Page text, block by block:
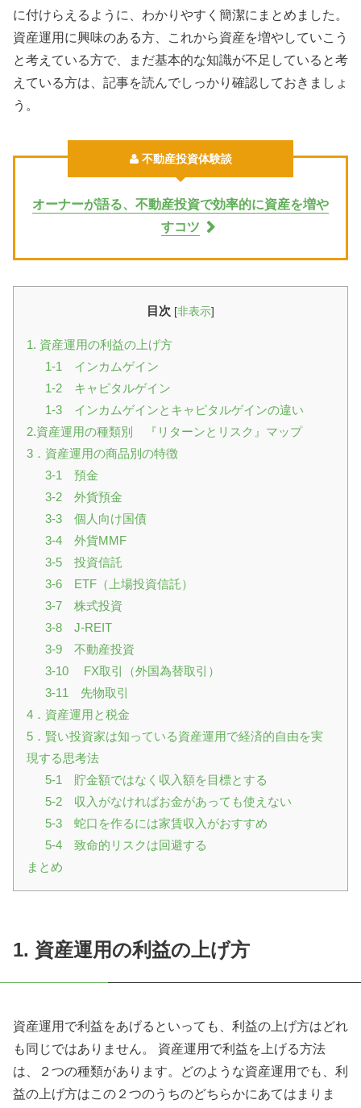
に付けらえるように、わかりやすく簡潔にまとめました。
資産運用に興味のある方、これから資産を増やしていこう
と考えている方で、まだ基本的な知識が不足していると考
えている方は、記事を読んでしっかり確認しておきましょ
う。
不動産投資体験談
オーナーが語る、不動産投資で効率的に資産を増や
すコツ
目次 [非表示]
1. 資産運用の利益の上げ方
1-1 インカムゲイン
1-2 キャピタルゲイン
1-3 インカムゲインとキャピタルゲインの違い
2.資産運用の種類別 『リターンとリスク』マップ
3．資産運用の商品別の特徴
3-1 預金
3-2 外貨預金
3-3 個人向け国債
3-4 外貨MMF
3-5 投資信託
3-6 ETF（上場投資信託）
3-7 株式投資
3-8 J-REIT
3-9 不動産投資
3-10 FX取引（外国為替取引）
3-11 先物取引
4．資産運用と税金
5．賢い投資家は知っている資産運用で経済的自由を実
現する思考法
5-1 貯金額ではなく収入額を目標とする
5-2 収入がなければお金があっても使えない
5-3 蛇口を作るには家賃収入がおすすめ
5-4 致命的リスクは回避する
まとめ
1. 資産運用の利益の上げ方
資産運用で利益をあげるといっても、利益の上げ方はどれ
も同じではありません。 資産運用で利益を上げる方法
は、２つの種類があります。どのような資産運用でも、利
益の上げ方はこの２つのうちのどちらかにあてはまりま